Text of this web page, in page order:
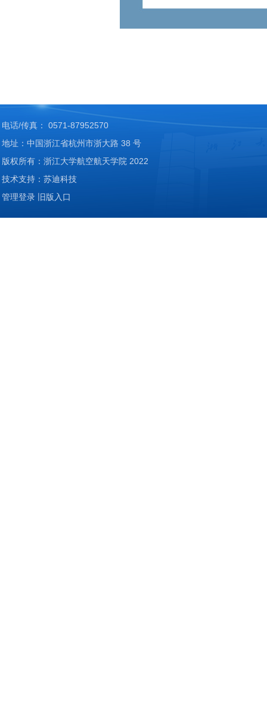
电话/传真： 0571-87952570
地址：中国浙江省杭州市浙大路 38 号
版权所有：浙江大学航空航天学院 2022
技术支持：苏迪科技
管理登录 旧版入口